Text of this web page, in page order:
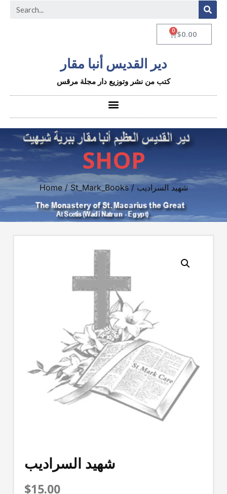
$0.00
دير القديس أنبا مقار
كتب من نشر وتوزيع دار مجلة مرقس
SHOP
Home/ St_Mark_Books / شهيد السراديب
شهيد السراديب
$15.00